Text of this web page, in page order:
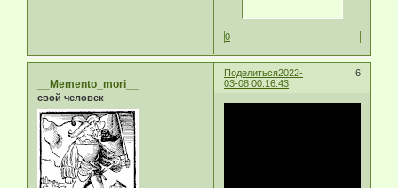
0
Поделиться 6
2022-
03-08 00:16:43
__Memento_mori__
свой человек